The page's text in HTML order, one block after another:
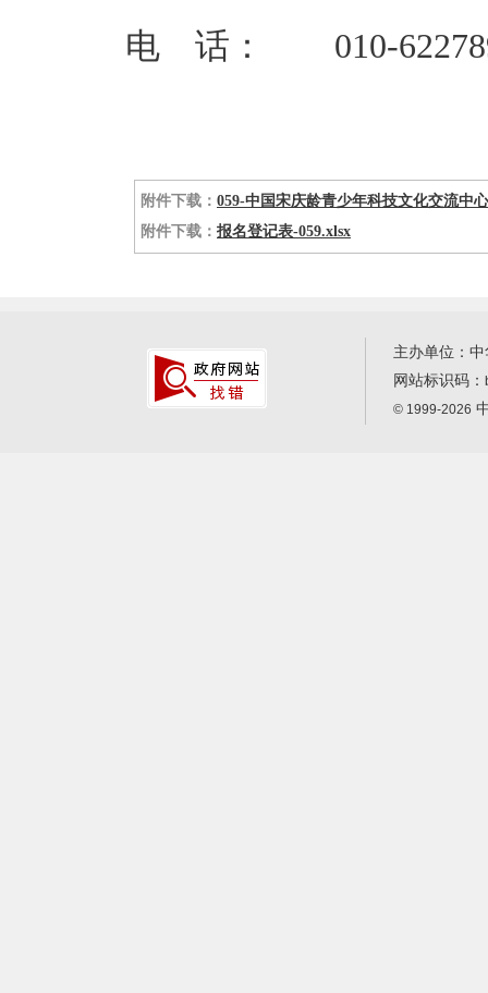
电 话： 010-
附件下载： 059-中国宋庆龄青少年科技文化交流中
附件下载： 报名登记表-059.xlsx
主办单位：
网站标识码：
© 1999-2026